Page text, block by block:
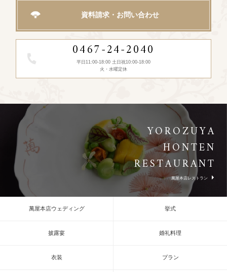
資料請求・お問い合わせ
0467-24-2040
平日11:00-18:00 土日祝10:00-18:00
火・水曜定休
YOROZUYA
HONTEN
RESTAURANT
萬屋本店レストラン
萬屋本店ウェディング 挙式
披露宴 婚礼料理
衣装 プラン